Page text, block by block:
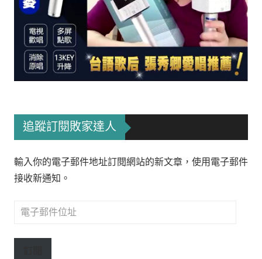
追蹤訂閱敗家達人
輸入你的電子郵件地址訂閱網站的新文章，使用電子郵件
接收新通知。
電
郵